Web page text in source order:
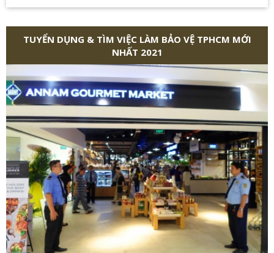
TUYỂN DỤNG & TÌM VIỆC LÀM BẢO VỆ TPHCM MỚI
NHẤT 2021